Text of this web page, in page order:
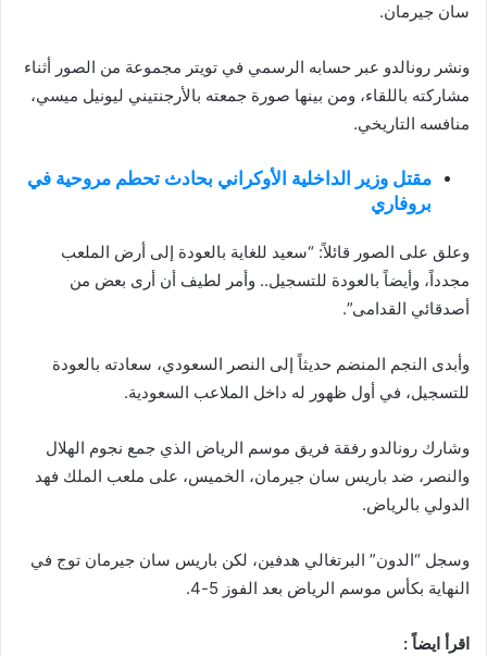
سان جيرمان.
ونشر رونالدو عبر حسابه الرسمي في تويتر مجموعة من الصور أثناء
مشاركته باللقاء، ومن بينها صورة جمعته بالأرجنتيني ليونيل ميسي،
منافسه التاريخي.
مقتل وزير الداخلية الأوكراني بحادث تحطم مروحية في
بروفاري
وعلق على الصور قائلاً: “سعيد للغاية بالعودة إلى أرض الملعب
مجدداً، وأيضاً بالعودة للتسجيل.. وأمر لطيف أن أرى بعض من
أصدقائي القدامى”.
وأبدى النجم المنضم حديثاً إلى النصر السعودي، سعادته بالعودة
للتسجيل، في أول ظهور له داخل الملاعب السعودية.
وشارك رونالدو رفقة فريق موسم الرياض الذي جمع نجوم الهلال
والنصر، ضد باريس سان جيرمان، الخميس، على ملعب الملك فهد
الدولي بالرياض.
وسجل “الدون” البرتغالي هدفين، لكن باريس سان جيرمان توج في
النهاية بكأس موسم الرياض بعد الفوز 5-4.
اقرأ ايضاً :